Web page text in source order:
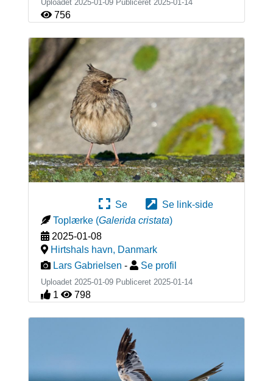
Uploadet 2025-01-09 Publiceret 2025-01-14
756
Se
Se link-side
Toplærke (Galerida cristata)
2025-01-08
Hirtshals havn, Danmark
Lars Gabrielsen - Se profil
Uploadet 2025-01-09 Publiceret 2025-01-14
1 798